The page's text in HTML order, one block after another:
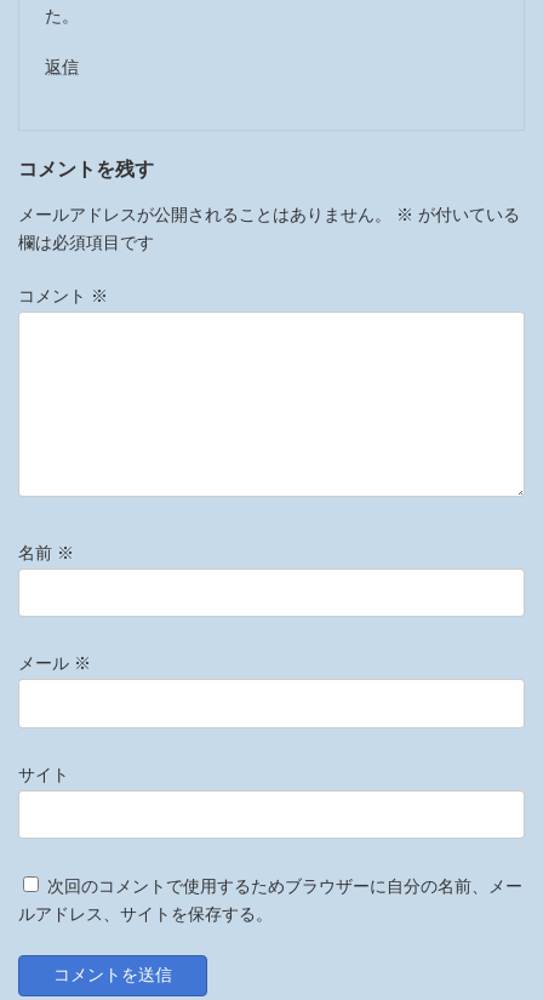
た。
返信
コメントを残す
メールアドレスが公開されることはありません。 ※ が付いている
欄は必須項目です
コメント ※
名前 ※
メール ※
サイト
次回のコメントで使用するためブラウザーに自分の名前、メー
ルアドレス、サイトを保存する。